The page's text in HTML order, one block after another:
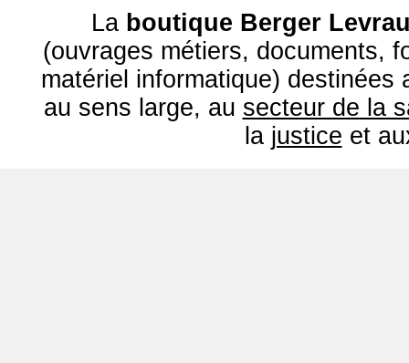
La boutique Berger
(ouvrages métiers, documents,
matériel informatique) destinées
au sens large, au secteur de la
la justice et